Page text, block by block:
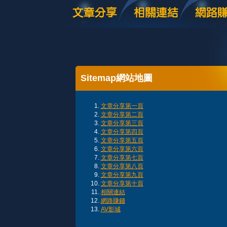
Sitemap網站地圖
文章分享第一頁
文章分享第二頁
文章分享第三頁
文章分享第四頁
文章分享第五頁
文章分享第六頁
文章分享第七頁
文章分享第八頁
文章分享第九頁
文章分享第十頁
相關連結
網路賺錢
AV影城